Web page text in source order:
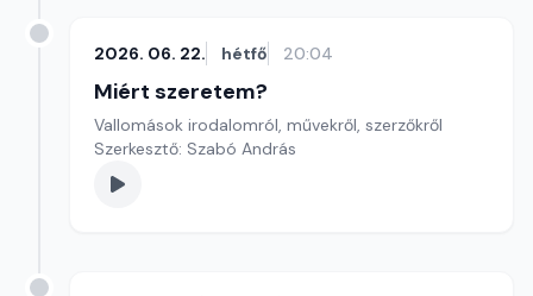
2026. 06. 22. hétfő 20:04
Miért szeretem?
Vallomások irodalomról, művekről, szerzőkről
Szerkesztő: Szabó András